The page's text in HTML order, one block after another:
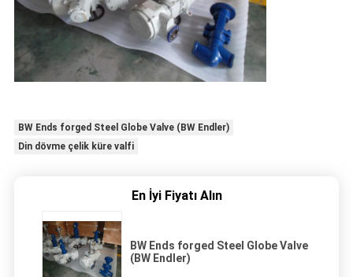
BW Ends forged Steel Globe Valve (BW Endler)
Din dövme çelik küre valfi
En İyi Fiyatı Alın
BW Ends forged Steel Globe Valve
(BW Endler)